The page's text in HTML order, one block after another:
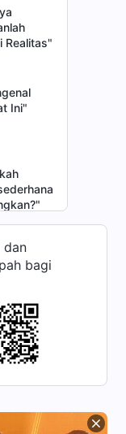
Realitas"
Ini"
Harus
Karena
Tujuh
Bahwa
yang
dan
bagi